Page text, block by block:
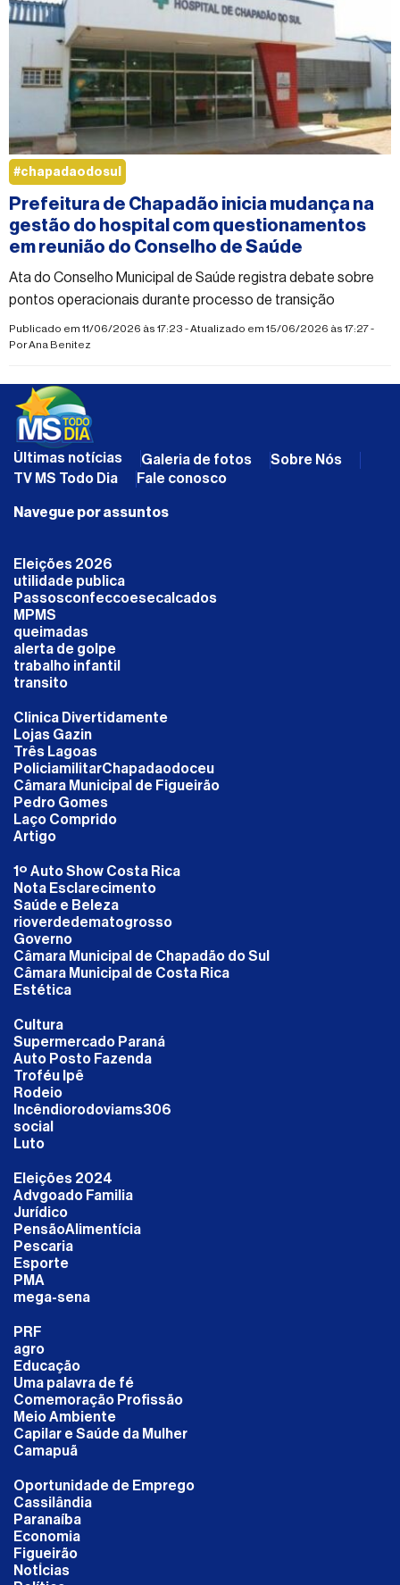
Prefeitura de Chapadão inicia mudança na
gestão do hospital com questionamentos
em reunião do Conselho de Saúde
Ata do Conselho Municipal de Saúde registra debate sobre
pontos operacionais durante processo de transição
Publicado em 11/06/2026 às 17:23 - Atualizado em 15/06/2026 às 17:27 -
PorAna Benitez
#chapadaodosul
Últimas notícias Galeria de fotos
Sobre Nós
TV MS Todo Dia
Fale conosco
Navegue por assuntos
Eleições 2026
utilidade publica
Passosconfeccoesecalcados
MPMS
queimadas
alerta de golpe
trabalho infantil
transito
Clinica Divertidamente
Lojas Gazin
Três Lagoas
PoliciamilitarChapadaodoceu
Câmara Municipal de Figueirão
Pedro Gomes
Laço Comprido
Artigo
1º Auto Show Costa Rica
Nota Esclarecimento
Saúde e Beleza
rioverdedematogrosso
Governo
Câmara Municipal de Chapadão do Sul
Câmara Municipal de Costa Rica
Estética
Cultura
Supermercado Paraná
Auto Posto Fazenda
Troféu Ipê
Rodeio
Incêndiorodoviams306
social
Luto
Eleições 2024
Advgoado Familia
Jurídico
PensãoAlimentícia
Pescaria
Esporte
PMA
mega-sena
PRF
agro
Educação
Uma palavra de fé
Comemoração Profissão
Meio Ambiente
Capilar e Saúde da Mulher
Camapuã
Oportunidade de Emprego
Cassilândia
Paranaíba
Economia
Figueirão
NotÍcias